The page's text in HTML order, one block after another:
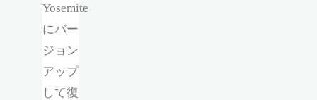
Yosemite
にバー
ジョン
アップ
して復